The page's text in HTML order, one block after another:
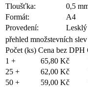
Tloušťka:
0,5
Formát:
A4
Provedení:
Lesklý
přehled množstevních slev
Počet (ks) Cena bez DPH
1 +
65,80 Kč
25 +
62,00 Kč
50 +
59,00 Kč